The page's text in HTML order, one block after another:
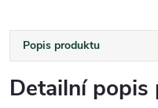
Popis produktu
Detailní popis